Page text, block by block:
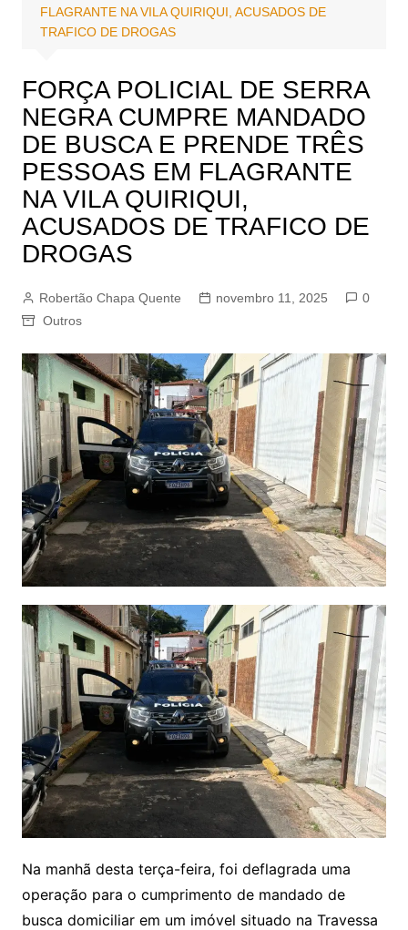
FLAGRANTE NA VILA QUIRIQUI, ACUSADOS DE
TRAFICO DE DROGAS
FORÇA POLICIAL DE SERRA
NEGRA CUMPRE MANDADO
DE BUSCA E PRENDE TRÊS
PESSOAS EM FLAGRANTE
NA VILA QUIRIQUI,
ACUSADOS DE TRAFICO DE
DROGAS
Robertão Chapa Quente novembro 11, 2025
0
Outros
Na manhã desta terça-feira, foi deflagrada uma
operação para o cumprimento de mandado de
busca domiciliar em um imóvel situado na Travessa